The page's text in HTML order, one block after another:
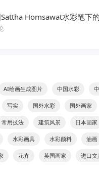
Homsawat水彩笔下
AI绘画生成图片 中国水彩
写实 国外水彩 国外画家
常用技法 建筑风景 日本画家
水彩画具 水彩颜料 油画
花卉 英国画家 进口文